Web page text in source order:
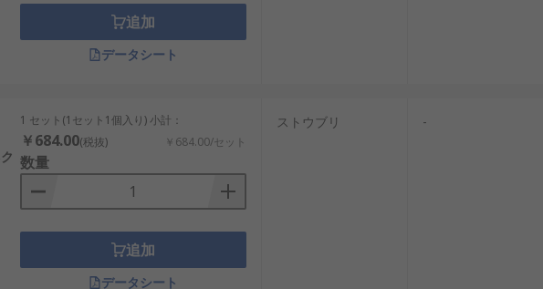
追加
データシート
1 セット(1セット1個入り) 小計：
￥684.00(税抜) ￥684.00/セット
数量
追加
データシート
ストウブリ -